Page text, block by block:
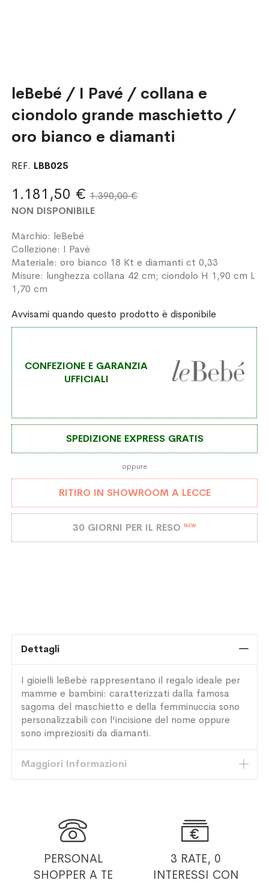
leBebé / I Pavé / collana e
ciondolo grande maschietto /
oro bianco e diamanti
REF. LBB025
1.181,50 € 1.390,00 €
NON DISPONIBILE
Marchio: leBebé
Collezione: I Pavè
Materiale: oro bianco 18 Kt e diamanti ct 0,33
Misure: lunghezza collana 42 cm; ciondolo H 1,90 cm L
1,70 cm
Avvisami quando questo prodotto è disponibile
CONFEZIONE E GARANZIA
UFFICIALI
SPEDIZIONE EXPRESS GRATIS
oppure
RITIRO IN SHOWROOM A LECCE
30 GIORNI PER IL RESO NEW
Dettagli
I gioielli leBebè rappresentano il regalo ideale per
mamme e bambini: caratterizzati dalla famosa
sagoma del maschietto e della femminuccia sono
personalizzabili con l'incisione del nome oppure
sono impreziositi da diamanti.
Maggiori Informazioni

PERSONAL
SHOPPER A TE

3 RATE, 0
INTERESSI CON